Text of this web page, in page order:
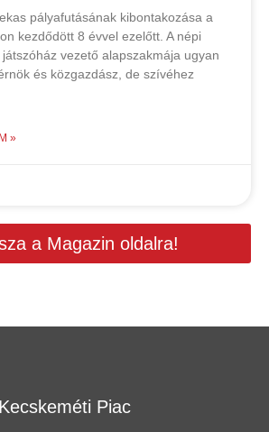
pályafutásának kibontakozása a
kezdődött 8 évvel ezelőtt. A népi
vezető alapszakmája ugyan
és közgazdász, de szívéhez
»
a Magazin oldalra!
Kecskeméti Piac